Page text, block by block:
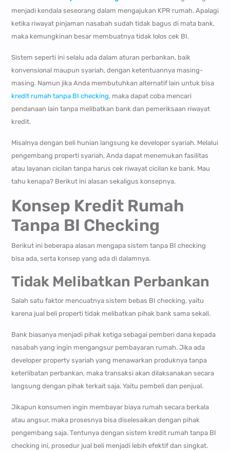
menjadi kendala seseorang dalam mengajukan KPR rumah. Apalagi
ketika riwayat pinjaman nasabah sudah tidak bagus di mata bank,
maka kemungkinan besar membuatnya tidak lolos cek BI.
Sistem seperti ini selalu ada dalam aturan perbankan, baik
konvensional maupun syariah, dengan ketentuannya masing-
masing. Namun jika Anda membutuhkan alternatif lain untuk bisa
kredit rumah tanpa BI checking, maka dapat coba mencari
pendanaan lain tanpa melibatkan bank dan pemeriksaan riwayat
kredit.
Misalnya dengan beli hunian langsung ke developer syariah. Melalui
pengembang properti syariah, Anda dapat menemukan fasilitas
atau layanan cicilan tanpa harus cek riwayat cicilan ke bank. Mau
tahu kenapa? Berikut ini alasan sekaligus konsepnya.
Konsep Kredit Rumah
Tanpa BI Checking
Berikut ini beberapa alasan mengapa sistem tanpa BI checking
bisa ada, serta konsep yang ada di dalamnya.
Tidak Melibatkan Perbankan
Salah satu faktor mencuatnya sistem bebas BI checking, yaitu
karena jual beli properti tidak melibatkan pihak bank sama sekali.
Bank biasanya menjadi pihak ketiga sebagai pemberi dana kepada
nasabah yang ingin mengangsur pembayaran rumah. Jika ada
developer property syariah yang menawarkan produknya tanpa
keterlibatan perbankan, maka transaksi akan dilaksanakan secara
langsung dengan pihak terkait saja. Yaitu pembeli dan penjual.
Jikapun konsumen ingin membayar biaya rumah secara berkala
atau angsur, maka prosesnya bisa diselesaikan dengan pihak
pengembang saja. Tentunya dengan sistem kredit rumah tanpa BI
checking ini, prosedur jual beli menjadi lebih efektif dan singkat.